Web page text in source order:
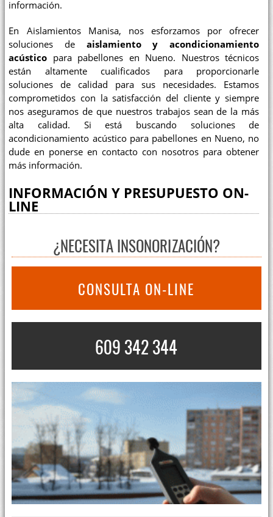
información.
En Aislamientos Manisa, nos esforzamos por ofrecer
soluciones de aislamiento y acondicionamiento
acústico para pabellones en Nueno. Nuestros técnicos
están altamente cualificados para proporcionarle
soluciones de calidad para sus necesidades. Estamos
comprometidos con la satisfacción del cliente y siempre
nos aseguramos de que nuestros trabajos sean de la más
alta calidad. Si está buscando soluciones de
acondicionamiento acústico para pabellones en Nueno, no
dude en ponerse en contacto con nosotros para obtener
más información.
INFORMACIÓN Y PRESUPUESTO ON-
LINE
¿NECESITA INSONORIZACIÓN?
CONSULTA ON-LINE
609 342 344